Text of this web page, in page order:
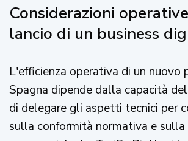
Considerazioni
lancio di un business
L'efficienza operativa di un nuovo
Spagna dipende dalla capacità
di delegare gli aspetti tecnici per
sulla conformità normativa e